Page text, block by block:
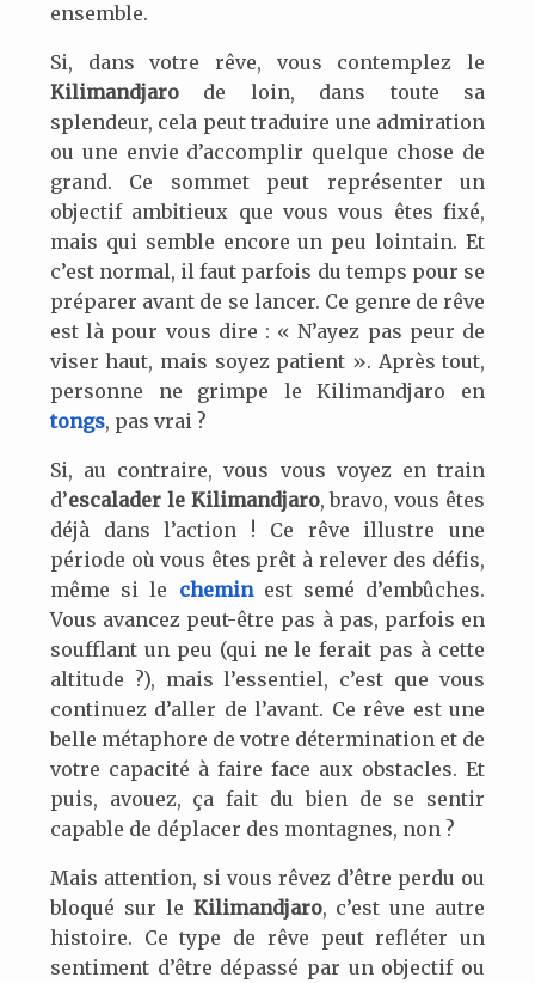
ensemble.
Si, dans votre rêve, vous contemplez le
Kilimandjarode loin, dans toute sa
splendeur, cela peut traduire une admiration
ou une envie d’accomplir quelque chose de
grand. Ce sommet peut représenter un
objectif ambitieux que vous vous êtes fixé,
mais qui semble encore un peu lointain. Et
c’est normal, il faut parfois du temps pour se
préparer avant de se lancer. Ce genre de rêve
est là pour vous dire : « N’ayez pas peur de
viser haut, mais soyez patient ». Après tout,
personne ne grimpe le Kilimandjaro en
tongs, pas vrai ?
Si, au contraire, vous vous voyez en train
d’escalader le Kilimandjaro, bravo, vous êtes
déjà dans l’action ! Ce rêve illustre une
période où vous êtes prêt à relever des défis,
même si le cheminest semé d’embûches.
Vous avancez peut-être pas à pas, parfois en
soufflant un peu (qui ne le ferait pas à cette
altitude ?), mais l’essentiel, c’est que vous
continuez d’aller de l’avant. Ce rêve est une
belle métaphore de votre détermination et de
votre capacité à faire face aux obstacles. Et
puis, avouez, ça fait du bien de se sentir
capable de déplacer des montagnes, non ?
Mais attention, si vous rêvez d’être perdu ou
bloqué sur le Kilimandjaro, c’est une autre
histoire. Ce type de rêve peut refléter un
sentiment d’être dépassé par un objectif ou